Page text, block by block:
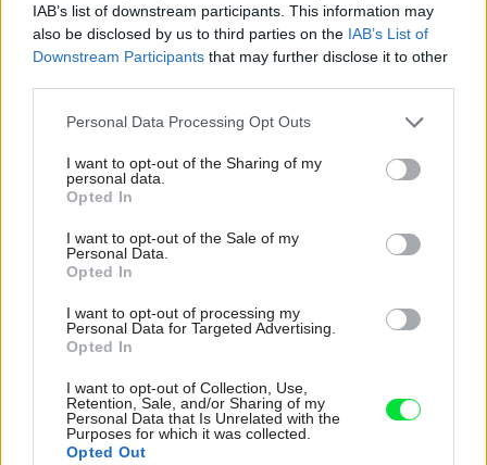
IAB’s list of downstream participants. This information may
also be disclosed by us to third parties on the IAB’s List of
Downstream Participants that may further disclose it to other
Please note that this website/app uses one or more Google
not limited to your visit or usage behaviour. You may click to
grant or deny consent to Google and its third-party tags to
use your data for below specified purposes in below Google
consent section.
Personal Data Processing Opt Outs
I want to opt-out of the Sharing of my
personal data.
Opted In
I want to opt-out of the Sale of my
Personal Data.
Opted In
I want to opt-out of processing my
Personal Data for Targeted Advertising.
Opted In
I want to opt-out of Collection, Use,
Retention, Sale, and/or Sharing of my
Personal Data that Is Unrelated with the
Purposes for which it was collected.
Opted Out
Kedysi boli veľkým trendom, dnes sa im radšej
vyhnite. Týchto 7 vecí robí vašu obývačku
zastaralou
stereotyp, bývanie vyzerá ako z filmov svojského
Bývanie ako na dovolenke: Príjemný bungalov
Najnovšie príspevky
Re: Takto sa rieši málo úložného miesta. V tomto byte
My napríklad labky utierame hneď pri dverách a doma pred dvere
používame tyčový ETA Terier…